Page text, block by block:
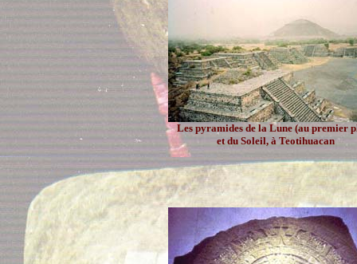
Les pyramides de la Lune (au premier
et du Soleil, à Teotihuacan